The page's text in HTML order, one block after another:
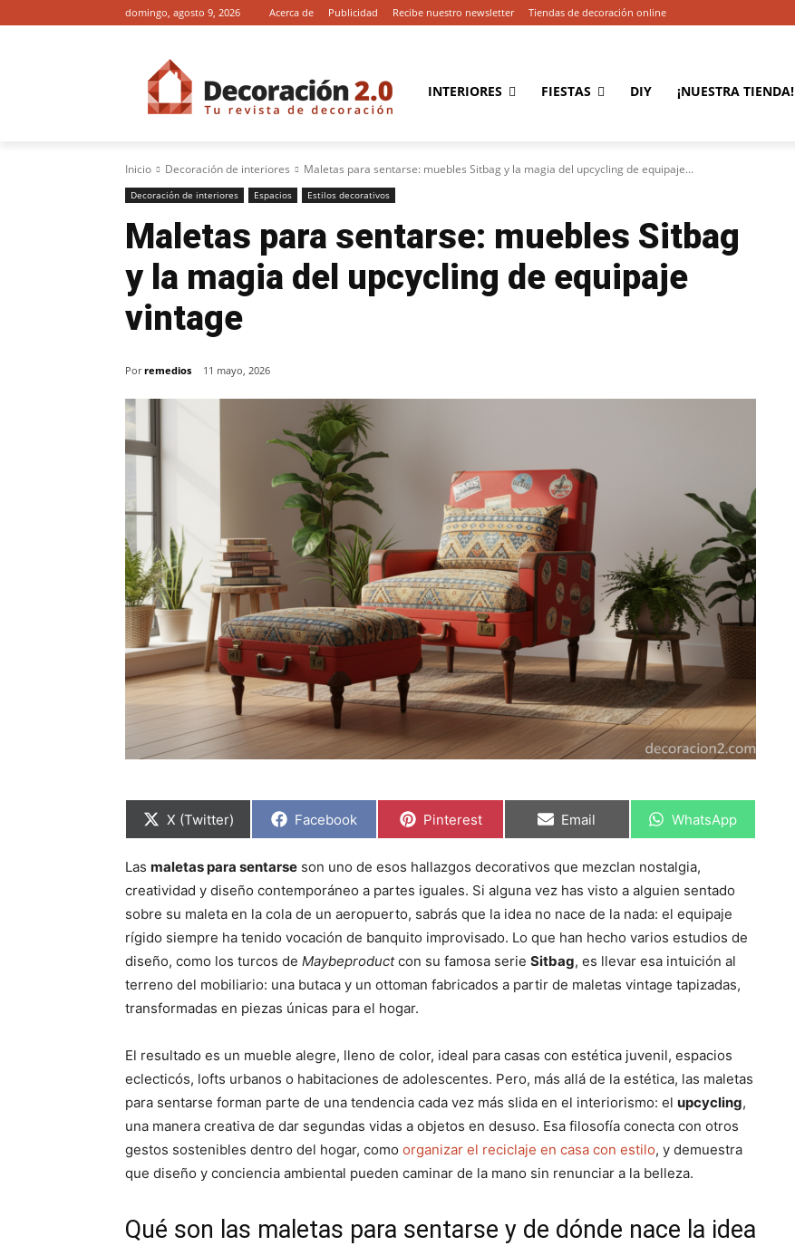
domingo, agosto 9, 2026 Acerca de Publicidad Recibe nuestro newsletter Tiendas de decoración online
INTERIORES FIESTAS DIY ¡NUESTRA TIENDA!
Inicio Decoración de interiores Maletas para sentarse: muebles Sitbag y la magia del upcycling de equipaje...
Decoración de interiores Espacios Estilos decorativos
Maletas para sentarse: muebles Sitbag
y la magia del upcycling de equipaje
vintage
Por remedios 11 mayo, 2026
C
p
a
r
t
i
e
X (Twitter) C
a
r
t
i
e
n
Facebook C
p
a
r
t
i
e
n
Pinterest C
a
r
t
i
e
n
Email C
p
a
r
t
i
e
n
WhatsApp
Las maletas para sentarse son uno de esos hallazgos decorativos que mezclan nostalgia,
creatividad y diseño contemporáneo a partes iguales. Si alguna vez has visto a alguien sentado
sobre su maleta en la cola de un aeropuerto, sabrás que la idea no nace de la nada: el equipaje
rígido siempre ha tenido vocación de banquito improvisado. Lo que han hecho varios estudios de
diseño, como los turcos de Maybeproductcon su famosa serie Sitbag, es llevar esa intuición al
terreno del mobiliario: una butaca y un ottoman fabricados a partir de maletas vintage tapizadas,
transformadas en piezas únicas para el hogar.
El resultado es un mueble alegre, lleno de color, ideal para casas con estética juvenil, espacios
eclecticós, lofts urbanos o habitaciones de adolescentes. Pero, más allá de la estética, las maletas
para sentarse forman parte de una tendencia cada vez más slida en el interiorismo: el upcycling,
una manera creativa de dar segundas vidas a objetos en desuso. Esa filosofía conecta con otros
gestos sostenibles dentro del hogar, como organizar el reciclaje en casa con estilo, y demuestra
que diseño y conciencia ambiental pueden caminar de la mano sin renunciar a la belleza.
Qué son las maletas para sentarse y de dónde nace la idea